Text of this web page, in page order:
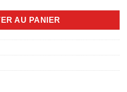
AU PANIER